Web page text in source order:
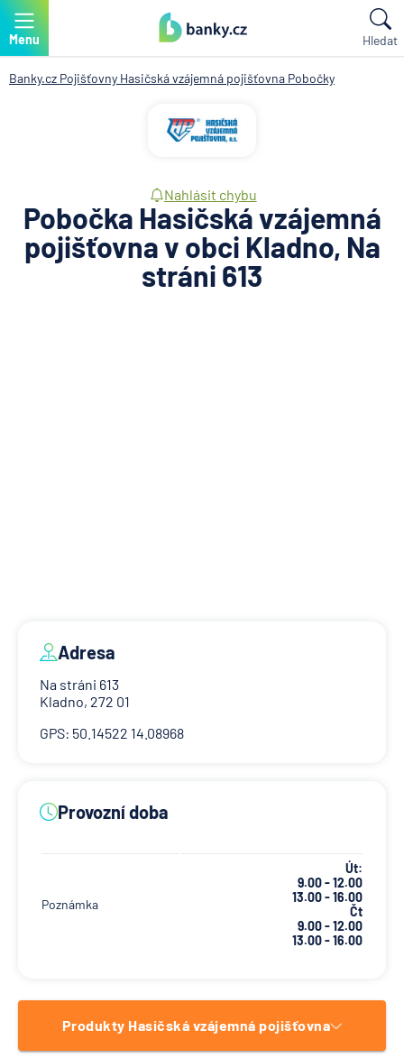
Menu Hledat
Banky.cz Pojišťovny Hasičská vzájemná pojišťovna Pobočky
Nahlásit chybu
Pobočka Hasičská vzájemná
pojišťovna v obci Kladno, Na
stráni 613
Adresa
Na stráni 613
Kladno, 272 01
GPS: 50.14522 14.08968
Provozní doba
Poznámka
Út:
9.00 - 12.00
13.00 - 16.00
Čt
9.00 - 12.00
13.00 - 16.00
Produkty Hasičská vzájemná pojišťovna